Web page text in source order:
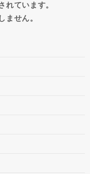
れています。
ません。